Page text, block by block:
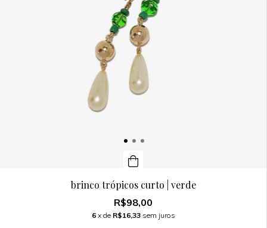
brinco trópicos curto | verde
R$98,00
6 x de R$16,33 sem juros